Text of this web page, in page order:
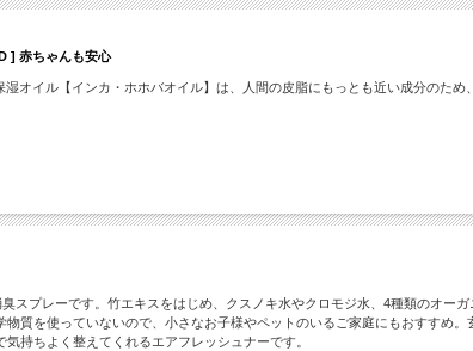
] 赤ちゃんも安心
オイル【インカ・ホホバオイル】は、人間の皮脂にもっとも近い成分のた
スプレーです。竹エキスをはじめ、クスノキ水やクロモジ水、4種類のオー
質を使っていないので、小さなお子様やペットのいるご家庭にもおすすめ
持ちよく整えてくれるエアフレッシュナーです。